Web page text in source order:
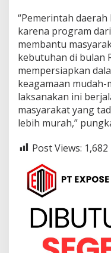
“Pemerintah
karena program
membantu
kebutuhan di bulan
mempersiapkan
keagamaan
laksanakan ini
masyarakat yang
lebih murah,”
Post Views: 1,682